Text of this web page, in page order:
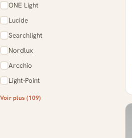
ONE Light
Lucide
Searchlight
Nordlux
Arcchio
Light-Point
Voir plus (109)